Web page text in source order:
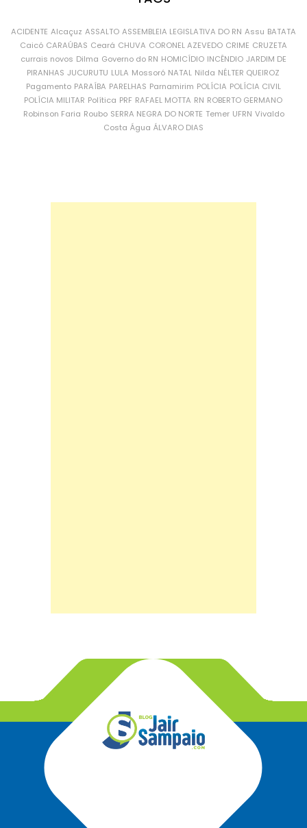
ACIDENTE Alcaçuz ASSALTO ASSEMBLEIA LEGISLATIVA DO RN Assu BATATA
Caicó CARAÚBAS Ceará CHUVA CORONEL AZEVEDO CRIME CRUZETA
currais novos Dilma Governo do RN HOMICÍDIO INCÊNDIO JARDIM DE
PIRANHAS JUCURUTU LULA Mossoró NATAL Nilda NÉLTER QUEIROZ
Pagamento PARAÍBA PARELHAS Parnamirim POLÍCIA POLÍCIA CIVIL
POLÍCIA MILITAR Política PRF RAFAEL MOTTA RN ROBERTO GERMANO
Robinson Faria Roubo SERRA NEGRA DO NORTE Temer UFRN Vivaldo
Costa Água ÁLVARO DIAS